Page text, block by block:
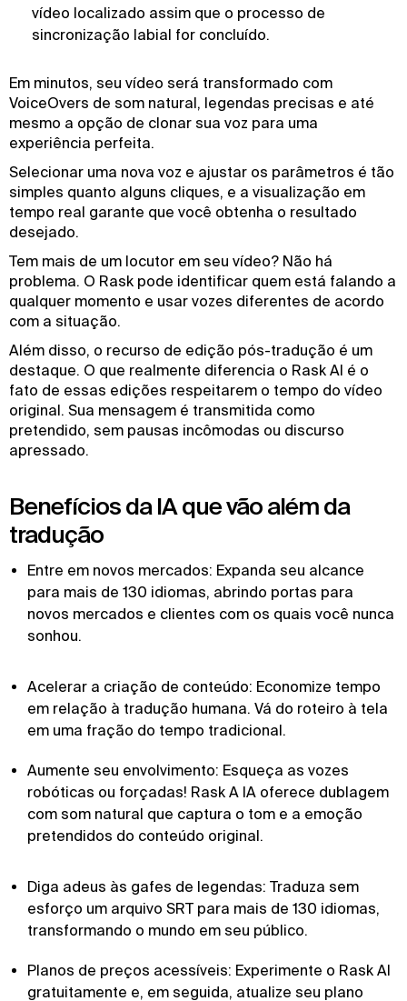
vídeo localizado assim que o processo de
sincronização labial for concluído.
Em minutos, seu vídeo será transformado com
VoiceOvers de som natural, legendas precisas e até
mesmo a opção de clonar sua voz para uma
experiência perfeita.
Selecionar uma nova voz e ajustar os parâmetros é tão
simples quanto alguns cliques, e a visualização em
tempo real garante que você obtenha o resultado
desejado.
Tem mais de um locutor em seu vídeo? Não há
problema. O Rask pode identificar quem está falando a
qualquer momento e usar vozes diferentes de acordo
com a situação.
Além disso, o recurso de edição pós-tradução é um
destaque. O que realmente diferencia o Rask AI é o
fato de essas edições respeitarem o tempo do vídeo
original. Sua mensagem é transmitida como
pretendido, sem pausas incômodas ou discurso
apressado.
Benefícios da IA que vão além da
tradução
Entre em novos mercados: Expanda seu alcance
para mais de 130 idiomas, abrindo portas para
novos mercados e clientes com os quais você nunca
sonhou.
Acelerar a criação de conteúdo: Economize tempo
em relação à tradução humana. Vá do roteiro à tela
em uma fração do tempo tradicional.
Aumente seu envolvimento: Esqueça as vozes
robóticas ou forçadas! Rask A IA oferece dublagem
com som natural que captura o tom e a emoção
pretendidos do conteúdo original.
Diga adeus às gafes de legendas: Traduza sem
esforço um arquivo SRT para mais de 130 idiomas,
transformando o mundo em seu público.
Planos de preços acessíveis: Experimente o Rask AI
gratuitamente e, em seguida, atualize seu plano